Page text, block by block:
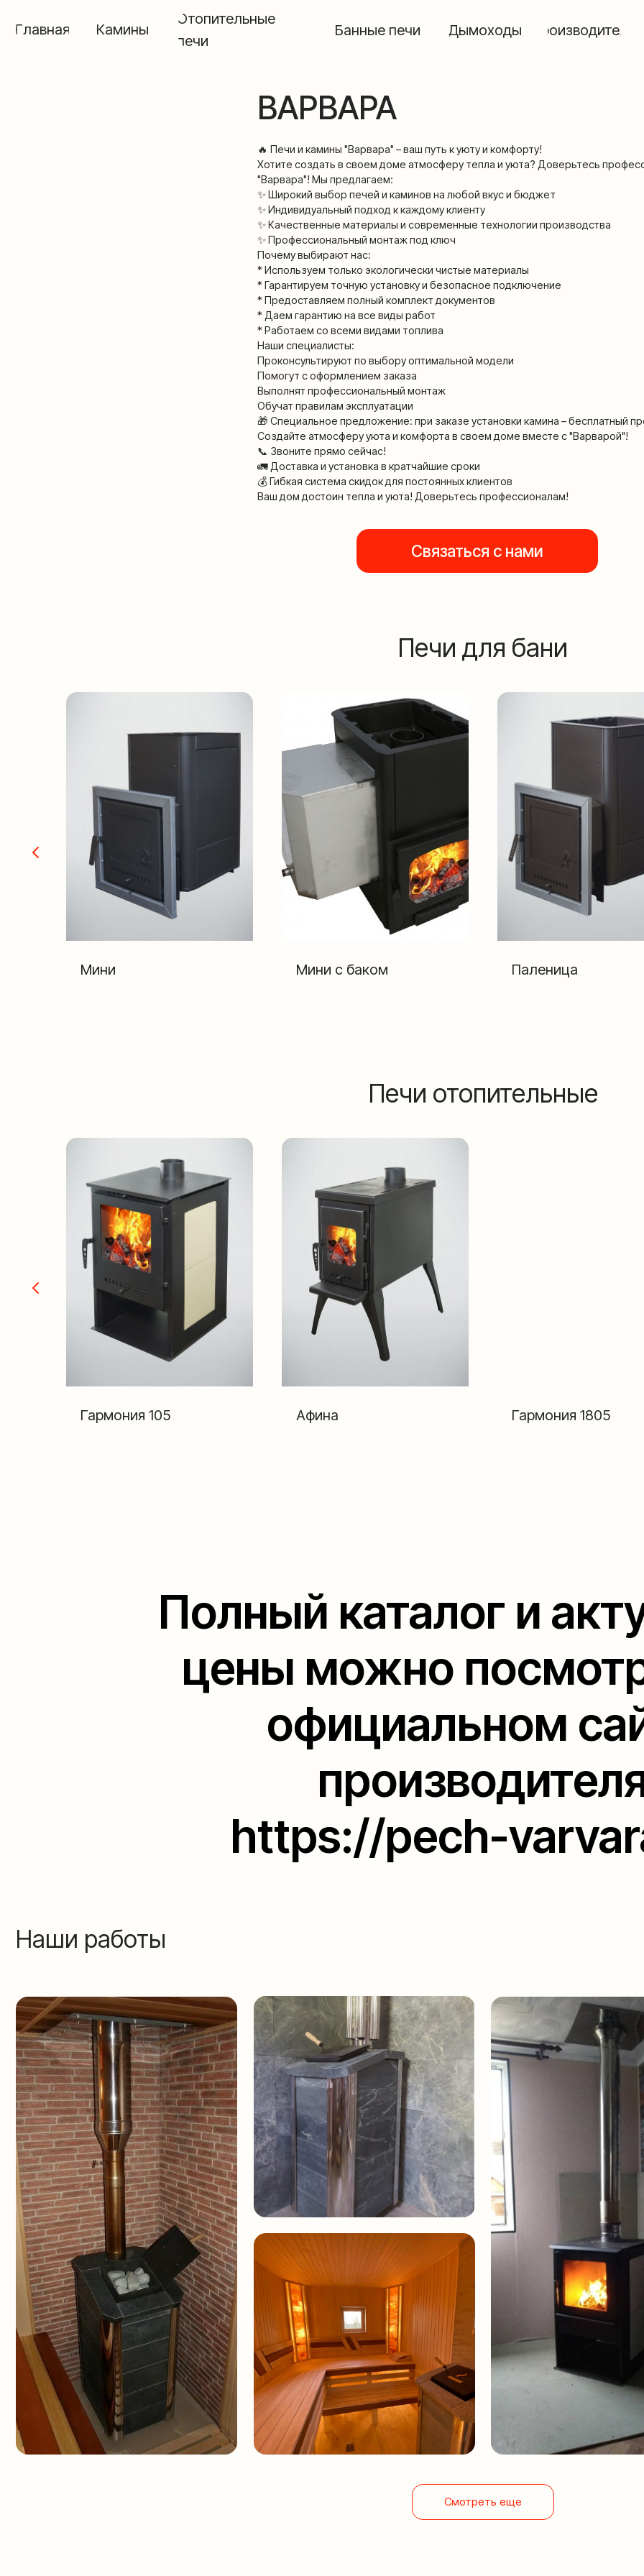
Производители
Главная
Отопительные
печи
Банные печи
Камины Дымоходы
ВАРВАРА
Хотите создать в своем доме атмосферу тепла и уюта? Доверьтесь профессионалам и
"Варвара"! Мы предлагаем:
✨ Широкий выбор печей и каминов на любой вкус и бюджет
✨ Индивидуальный подход к каждому клиенту
✨ Качественные материалы и современные технологии производства
✨ Профессиональный монтаж под ключ
Почему выбирают нас:
* Используем только экологически чистые материалы
* Гарантируем точную установку и безопасное подключение
* Предоставляем полный комплект документов
* Даем гарантию на все виды работ
* Работаем со всеми видами топлива
Наши специалисты:
Проконсультируют по выбору оптимальной модели
Помогут с оформлением заказа
Выполнят профессиональный монтаж
Обучат правилам эксплуатации
🎁 Специальное предложение: при заказе установки камина – бесплатный проект и
Создайте атмосферу уюта и комфорта в своем доме вместе с "Варварой"!
📞 Звоните прямо сейчас!
🚛 Доставка и установка в кратчайшие сроки
💰 Гибкая система скидок для постоянных клиентов
Ваш дом достоин тепла и уюта! Доверьтесь профессионалам!
Связаться с нами
Печи для бани
Мини Мини с баком Паленица
Печи отопительные
Гармония 105 Афина Гармония 1805
Полный каталог и
цены можно
официальном
https://pech-
Смотреть еще
Как мы работаем?
Мы понимаем, как существенна функция отопительного оборудования в создании уюта и комфорта в вашем доме. Независимо от того,
это печное, каминное оборудование или другая система отопления, мы обеспечиваем высокое качество и профессионализм на всех
этапах нашей деятельности.
В перечень наших услуг входит проведение диагностики и монтажа дымоотводов, топок и облицовок, а также других важных элементов
системы отопления. Профессиональный монтажник всегда готов прийти на помощь и предложить наиболее подходящие варианты для
вашего объекта.